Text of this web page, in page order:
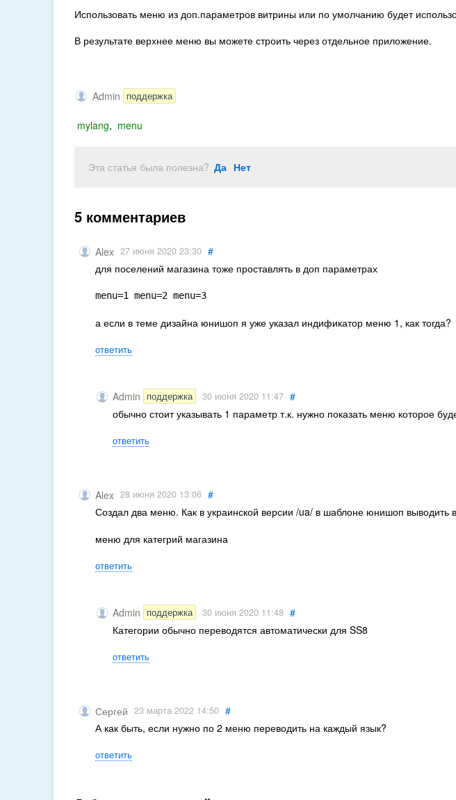
Использовать меню из доп.параметров витрины или по умолчанию будет
В результате верхнее меню вы можете строить через отдельное приложение.
Admin поддержка
mylang, menu
Эта статья была полезна? Да Нет
5 комментариев
Alex 27 июня 2020 23:30 #
для поселений магазина тоже проставлять в доп параметрах
menu=1 menu=2 menu=3
а если в теме дизайна юнишоп я уже указал индификатор меню 1, как тогда?
ответить
Admin поддержка 30 июня 2020 11:47 #
обычно стоит указывать 1 параметр т.к. нужно показать меню которое
ответить
Alex 28 июня 2020 13:06 #
Создал два меню. Как в украинской версии /ua/ в шаблоне юнишоп выводить
меню для категрий магазина
ответить
Admin поддержка 30 июня 2020 11:48 #
Категории обычно переводятся автоматически для SS8
ответить
Сергей 23 марта 2022 14:50 #
А как быть, если нужно по 2 меню переводить на каждый язык?
ответить